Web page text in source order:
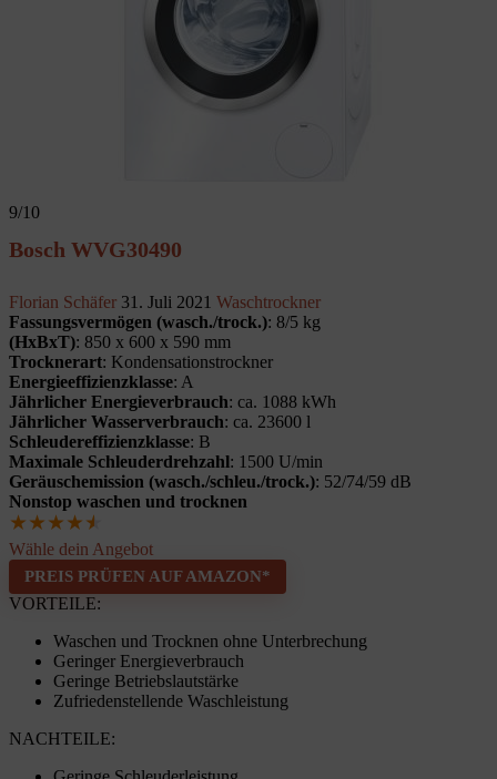
9/10
Bosch WVG30490
Florian Schäfer 31. Juli 2021 Waschtrockner
Fassungsvermögen (wasch./trock.): 8/5 kg
(HxBxT): 850 x 600 x 590 mm
Trocknerart: Kondensationstrockner
Energieeffizienzklasse: A
Jährlicher Energieverbrauch: ca. 1088 kWh
Jährlicher Wasserverbrauch: ca. 23600 l
Schleudereffizienzklasse: B
Maximale Schleuderdrehzahl: 1500 U/min
Geräuschemission (wasch./schleu./trock.): 52/74/59 dB
Nonstop waschen und trocknen
★★★★★
Wähle dein Angebot
PREIS PRÜFEN AUF AMAZON*
VORTEILE:
Waschen und Trocknen ohne Unterbrechung
Geringer Energieverbrauch
Geringe Betriebslautstärke
Zufriedenstellende Waschleistung
NACHTEILE: